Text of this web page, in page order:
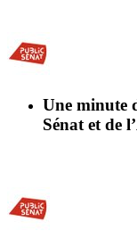
Une minute
Sénat et de